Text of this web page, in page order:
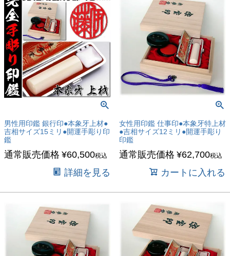
男性用印鑑 銀行印●本象牙上材●
吉相サイズ15ミリ●開運手彫り印
鑑
通常販売価格 ¥60,500税込
詳細を見る
女性用印鑑 仕事印●本象牙特上材
●吉相サイズ12ミリ●開運手彫り
印鑑
通常販売価格 ¥62,700税込
カートに入れる